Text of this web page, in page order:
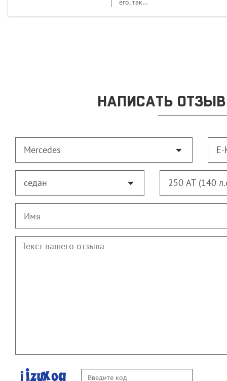
его, так…
НАПИСАТЬ ОТЗЫВ